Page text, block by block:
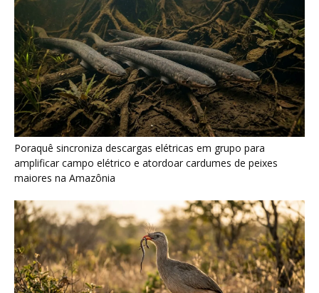
Poraquê sincroniza descargas elétricas em grupo para
amplificar campo elétrico e atordoar cardumes de peixes
maiores na Amazônia